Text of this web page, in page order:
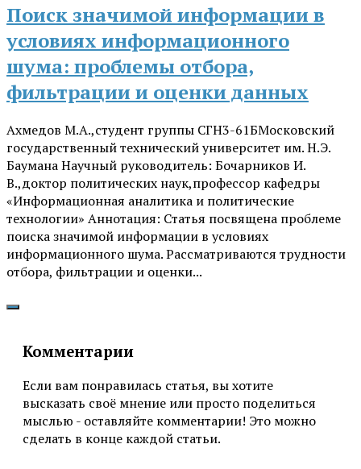
Поиск значимой информации в
условиях информационного
шума: проблемы отбора,
фильтрации и оценки данных
Ахмедов М.А.,студент группы СГН3-61БМосковский
государственный технический университет им. Н.Э.
Баумана Научный руководитель: Бочарников И.
В.,доктор политических наук,профессор кафедры
«Информационная аналитика и политические
технологии» Аннотация: Статья посвящена проблеме
поиска значимой информации в условиях
информационного шума. Рассматриваются трудности
отбора, фильтрации и оценки...
Комментарии
Если вам понравилась статья, вы хотите
высказать своё мнение или просто поделиться
мыслью - оставляйте комментарии! Это можно
сделать в конце каждой статьи.